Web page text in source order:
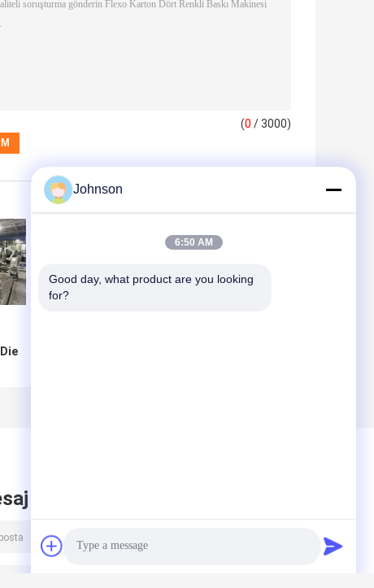
(0 / 3000)
bırak
Johnson
6:50 AM
Good day, what product are you looking
for?